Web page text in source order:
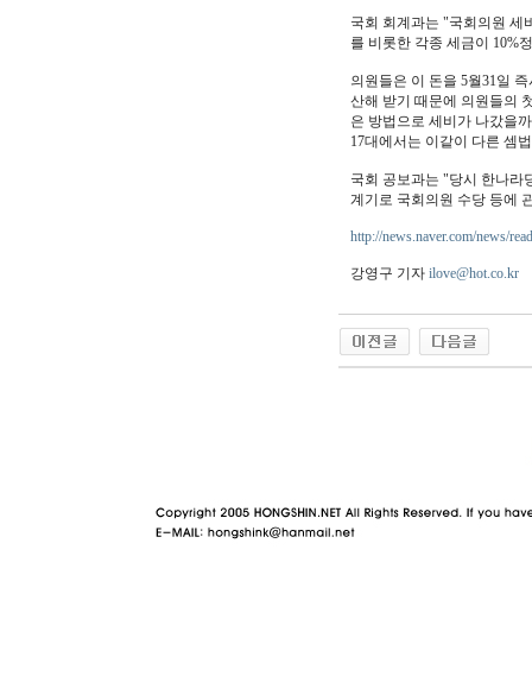
국회 회계과는 "국회의원 세
를 비롯한 각종 세금이 10%
의원들은 이 돈을 5월31일
산해 받기 때문에 의원들의
은 방법으로 세비가 나갔을
17대에서는 이같이 다른 셈
국회 공보과는 "당시 한나라
계기로 국회의원 수당 등에
http://news.naver.com/news/
강영구 기자 ilove@hot.co.kr